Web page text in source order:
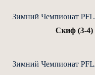
Зимний Чемпионат
Скиф (3-4)
Зимний Чемпионат